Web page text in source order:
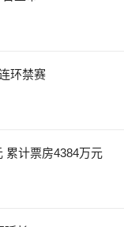
环禁赛
累计票房4384万元